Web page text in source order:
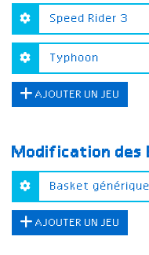
AJOUTER UN JEU
Modification des
AJOUTER UN JEU